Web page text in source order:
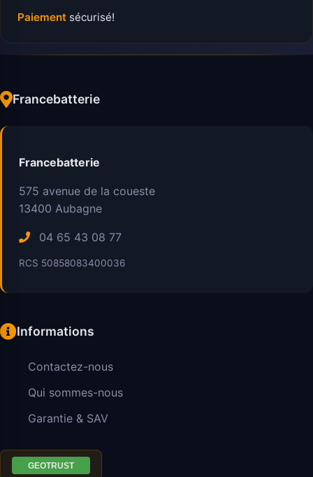
Paiement sécurisé!
Francebatterie
Francebatterie
575 avenue de la coueste
13400 Aubagne
04 65 43 08 77
RCS 50858083400036
Informations
Contactez-nous
Qui sommes-nous
Garantie & SAV